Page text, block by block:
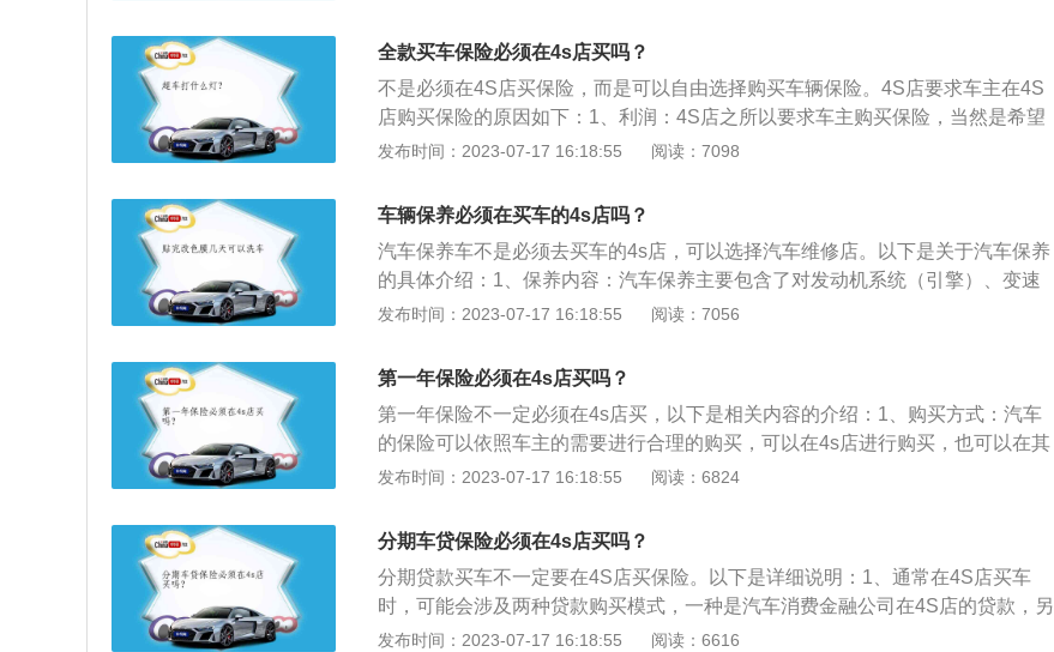
程：客户申请。客户向银行提出申请，书面填写申请表，同时提交相关资料；签
订合同。银行对借款人提交的申请资料审核通过后，双方签订借款合同、担保合
同，视情况办理相关公证、抵押登记手续等；发放贷款。经银行审批同意发放的
贷款，办妥所有手续后，银行按合同约定以转账方式直接划入汽车经销商的账
户；按期还款。借款人按借款合同约定的还款计划、还款方式偿还贷款本息；贷
全款买车保险必须在4s店买吗？
不是必须在4S店买保险，而是可以自由选择购买车辆保险。4S店要求车主在4S
店购买保险的原因如下：1、利润：4S店之所以要求车主购买保险，当然是希望
从销售保险这一项业务中，获得一部分利润，从中转手一次，获利不少。2、增
通过销售保险的部分利润，增加一些车辆的优惠活动来吸引更多客户。
发布时间：2023-07-17 16:18:55 阅读：7098
车辆保养必须在买车的4s店吗？
汽车保养车不是必须去买车的4s店，可以选择汽车维修店。以下是关于汽车保养
的具体介绍：1、保养内容：汽车保养主要包含了对发动机系统（引擎）、变速
箱系统、空调系统等的保养。2、保养目的：目的是保持车容整洁，技术状况正
库内长时间运转发动机。发动机排出的废气中含有一氧化碳，这是一种看不见又
闻不着的毒气。长时间处于低浓度的一氧化碳气体中，会引起头痛、呼吸急促、
恶心呕吐、体虚目眩、心理混乱甚至大脑损伤等症状。
发布时间：2023-07-17 16:18:55 阅读：7056
第一年保险必须在4s店买吗？
第一年保险不一定必须在4s店买，以下是相关内容的介绍：1、购买方式：汽车
的保险可以依照车主的需要进行合理的购买，可以在4s店进行购买，也可以在其
它地方购买。2、贷款买车：一般贷款买车，保险需要在店内进行购买，同时还
展资料：1、提成：4S店每帮“驻点”保险公司卖一份车险，它就能获得一定金额的
提成，“驻点”保险公司会把要求放宽，一些零件能更换也能修复，“驻点”保险公司
会以“更换”定损，让4S店多赚钱。2、利润：4S店销售新车利润并不算太大，主
要利润在于汽车的维修保养。
发布时间：2023-07-17 16:18:55 阅读：6824
分期车贷保险必须在4s店买吗？
分期贷款买车不一定要在4S店买保险。以下是详细说明：1、通常在4S店买车
时，可能会涉及两种贷款购买模式，一种是汽车消费金融公司在4S店的贷款，另
一种是其他银行和金融机构的贷款。2、前者可以在4S店的帮助下申请贷款购买
发布时间：2023-07-17 16:18:55 阅读：6616